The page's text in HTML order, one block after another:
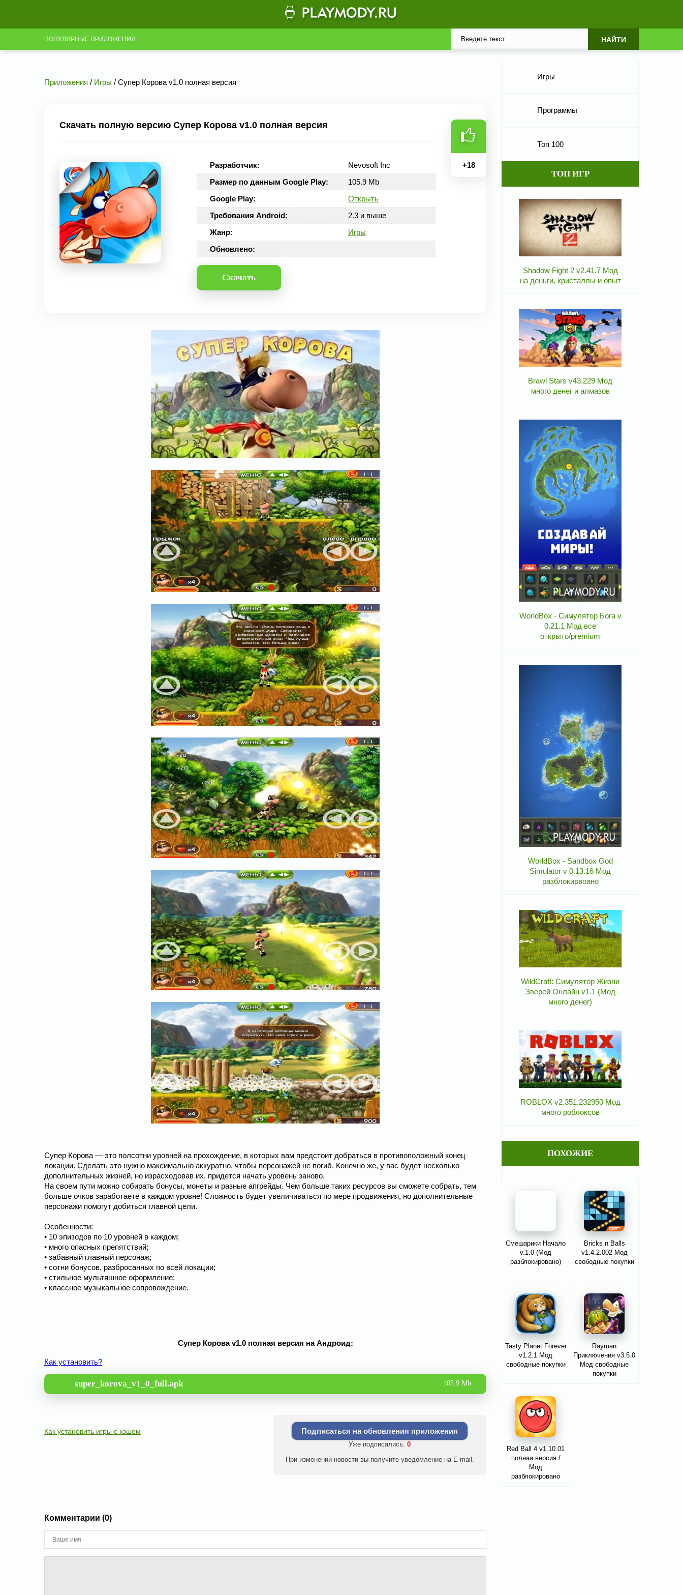
ПОПУЛЯРНЫЕ ПРИЛОЖЕНИЯ
Приложения / Игры / Супер Корова v1.0 полная версия
Скачать полную версию Супер Корова v1.0 полная версия
Разработчик:
Nevosoft Inc
Размер по данным Google Play:
105.9 Mb
Google Play:
Открыть
Требования Android:
2.3 и выше
Жанр:
Игры
Обновлено:
Скачать
+18
Супер Корова — это полсотни уровней на прохождение, в которых вам предстоит добраться в противоположный конец
локации. Сделать это нужно максимально аккуратно, чтобы персонажей не погиб. Конечно же, у вас будет несколько
дополнительных жизней, но израсходовав их, придется начать уровень заново.
На своем пути можно собирать бонусы, монеты и разные апгрейды. Чем больше таких ресурсов вы сможете собрать, тем
больше очков заработаете в каждом уровне! Сложность будет увеличиваться по мере продвижения, но дополнительные
персонажи помогут добиться главной цели.
Особенности:
• 10 эпизодов по 10 уровней в каждом;
• много опасных препятствий;
• забавный главный персонаж;
• сотни бонусов, разбросанных по всей локации;
• стильное мультяшное оформление;
• классное музыкальное сопровождение.
Супер Корова v1.0 полная версия на Андроид:
Как установить?
super_korova_v1_0_full.apk 105.9 Mb
Как установить игры с кэшем Подписаться на обновления приложения
Уже подписались: 0
При изменении новости вы получите уведомление на E-mail.
Комментарии (0)
Игры
Программы
Топ 100
ТОП ИГР
Shadow Fight 2 v2.41.7 Мод
на деньги, кристаллы и опыт
Brawl Stars v43.229 Мод
много денег и алмазов
WorldBox - Симулятор Бога v
0.21.1 Мод все
открыто/premium
WorldBox - Sandbox God
Simulator v 0.13.16 Мод
разблокирвоано
WildCraft: Симулятор Жизни
Зверей Онлайн v1.1 (Мод
много денег)
ROBLOX v2.351.232950 Мод
много роблоксов
ПОХОЖИЕ
Смешарики Начало
v.1.0 (Мод
разблокировано)
Bricks n Balls
v1.4.2.002 Мод
свободные покупки
Tasty Planet Forever
v1.2.1 Мод
свободные покупки
Rayman
Приключения v3.5.0
Мод свободные
покупки
Red Ball 4 v1.10.01
полная версия /
Мод
разблокировано